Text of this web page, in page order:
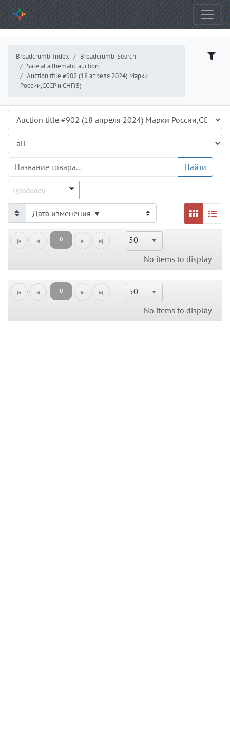
Breadcrumb_Index
Breadcrumb_Search
Sale at a thematic auction
Auction title #902 (18 апреля 2024) Марки
России,СССР и СНГ(5)
Аукцион
Подраздел
ProductsGrid.ProductName
Найти
Продавец
Продавец
0
50
No items to display
0
50
No items to display